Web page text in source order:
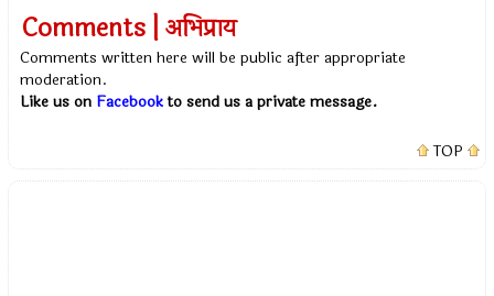
Comments | अभिप्राय
Comments written here will be public after appropriate
moderation.
Like us on Facebookto send us a private message.
TOP